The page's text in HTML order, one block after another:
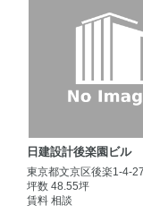
日建設計後楽園ビル
東京都文京区後楽1-4-27
坪数 48.55坪
賃料 相談